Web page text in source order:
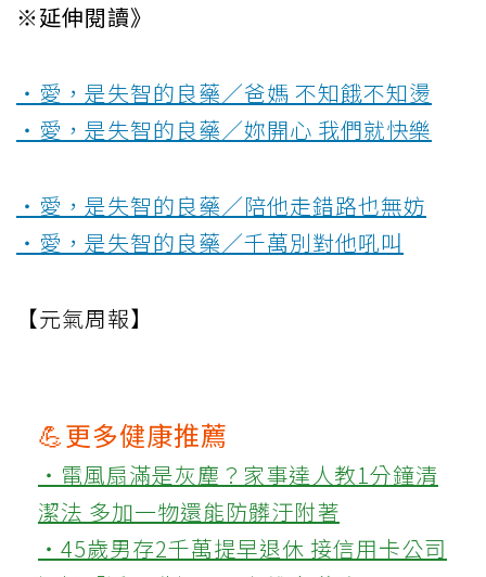
※延伸閱讀》
‧愛，是失智的良藥／爸媽 不知餓不知燙
‧愛，是失智的良藥／妳開心 我們就快樂
‧愛，是失智的良藥／陪他走錯路也無妨
‧愛，是失智的良藥／千萬別對他吼叫
【元氣周報】
💪更多健康推薦
‧電風扇滿是灰塵？家事達人教1分鐘清
潔法 多加一物還能防髒汙附著
‧45歲男存2千萬提早退休 接信用卡公司